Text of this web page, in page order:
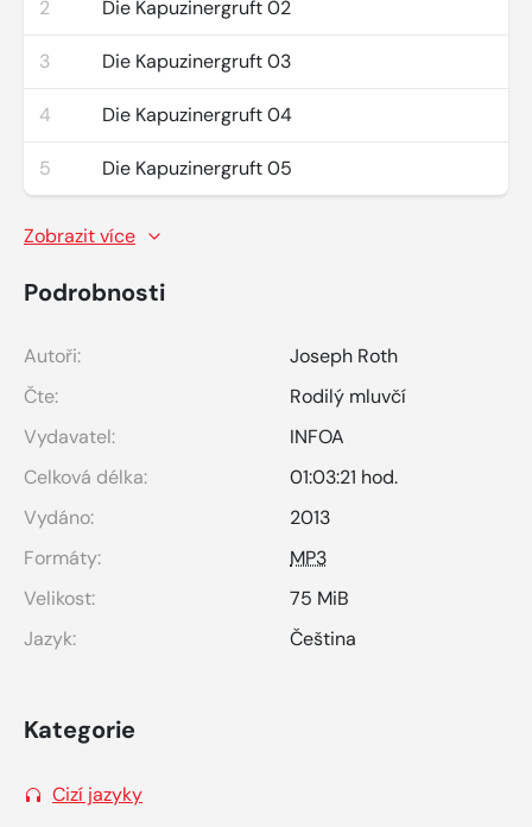
2 Die Kapuzinergruft 02
3 Die Kapuzinergruft 03
4 Die Kapuzinergruft 04
5 Die Kapuzinergruft 05
Zobrazit více
Podrobnosti
Autoři:
Joseph Roth
Čte:
Rodilý mluvčí
Vydavatel:
INFOA
Celková délka:
01:03:21 hod.
Vydáno:
2013
Formáty:
MP3
Velikost:
75 MiB
Jazyk:
Čeština
Kategorie
Cizí jazyky